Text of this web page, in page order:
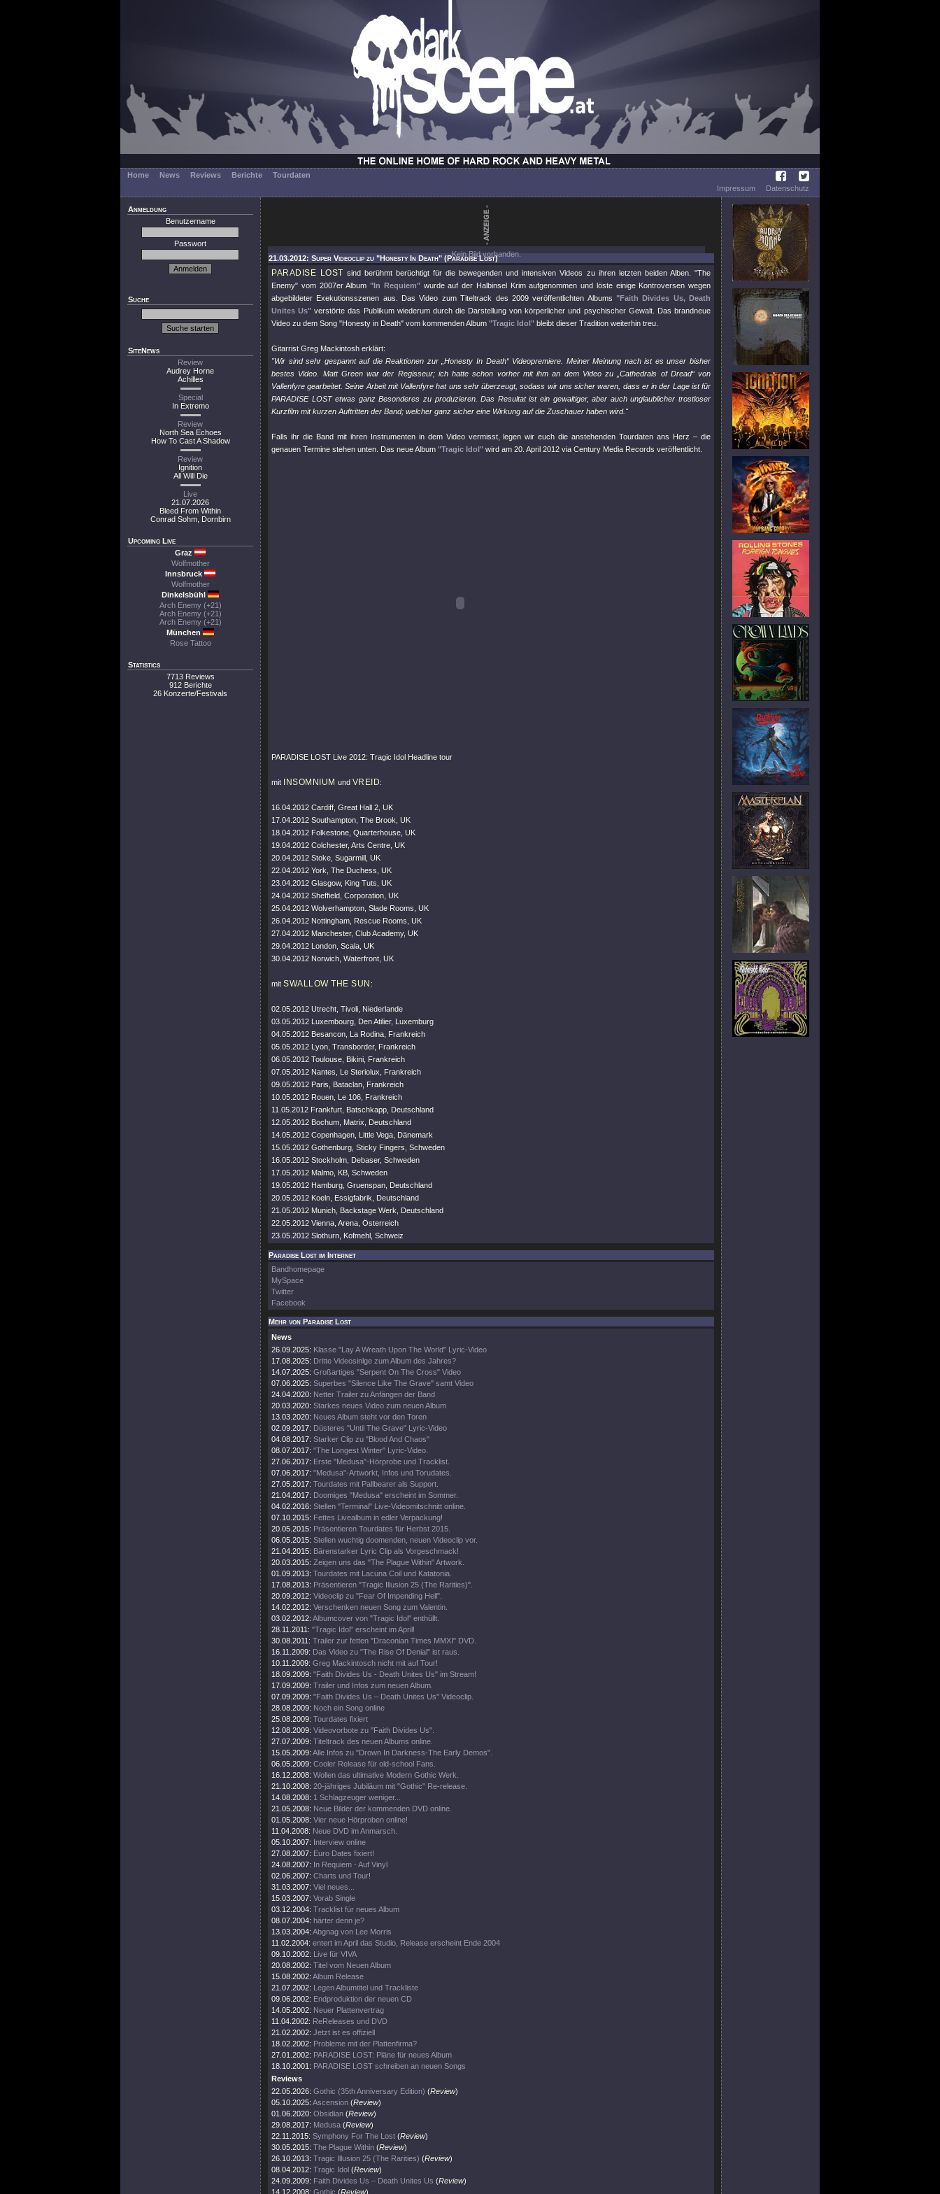
Home News Reviews Berichte
Tourdaten
Impressum
Datenschutz
Anmeldung
Benutzername
Passwort
Suche
SiteNews
Review
Audrey Horne
Achilles
Special
In Extremo
Review
North Sea Echoes
How To Cast A Shadow
Review
Ignition
All Will Die
Live
21.07.2026
Bleed From Within
Conrad Sohm, Dornbirn
Upcoming Live
Graz
Wolfmother
Innsbruck
Wolfmother
Dinkelsbühl
Arch Enemy (+21)
Arch Enemy (+21)
Arch Enemy (+21)
München
Rose Tattoo
Statistics
7713 Reviews
912 Berichte
26 Konzerte/Festivals
Kein Bild vorhanden.
21.03.2012: Super Videoclip zu "Honesty In Death" (Paradise Lost)
PARADISE LOST sind berühmt berüchtigt für die bewegenden und intensiven Videos zu ihren letzten beiden Alben. "The
Enemy" vom 2007er Album "In Requiem"wurde auf der Halbinsel Krim aufgenommen und löste einige Kontroversen wegen
abgebildeter Exekutionsszenen aus. Das Video zum Titeltrack des 2009 veröffentlichten Albums "Faith Divides Us, Death
Unites Us" verstörte das Publikum wiederum durch die Darstellung von körperlicher und psychischer Gewalt. Das brandneue
Video zu dem Song "Honesty in Death" vom kommenden Album "Tragic Idol" bleibt dieser Tradition weiterhin treu.
Gitarrist Greg Mackintosh erklärt:
"Wir sind sehr gespannt auf die Reaktionen zur „Honesty In Death“ Videopremiere. Meiner Meinung nach ist es unser bisher
bestes Video. Matt Green war der Regisseur; ich hatte schon vorher mit ihm an dem Video zu „Cathedrals of Dread“ von
Vallenfyre gearbeitet. Seine Arbeit mit Vallenfyre hat uns sehr überzeugt, sodass wir uns sicher waren, dass er in der Lage ist für
PARADISE LOST etwas ganz Besonderes zu produzieren. Das Resultat ist ein gewaltiger, aber auch unglaublicher trostloser
Kurzfilm mit kurzen Auftritten der Band; welcher ganz sicher eine Wirkung auf die Zuschauer haben wird."
Falls ihr die Band mit ihren Instrumenten in dem Video vermisst, legen wir euch die anstehenden Tourdaten ans Herz – die
genauen Termine stehen unten. Das neue Album "Tragic Idol" wird am 20. April 2012 via Century Media Records veröffentlicht.
PARADISE LOST Live 2012: Tragic Idol Headline tour
mit INSOMNIUM und VREID:
16.04.2012 Cardiff, Great Hall 2, UK
17.04.2012 Southampton, The Brook, UK
18.04.2012 Folkestone, Quarterhouse, UK
19.04.2012 Colchester, Arts Centre, UK
20.04.2012 Stoke, Sugarmill, UK
22.04.2012 York, The Duchess, UK
23.04.2012 Glasgow, King Tuts, UK
24.04.2012 Sheffield, Corporation, UK
25.04.2012 Wolverhampton, Slade Rooms, UK
26.04.2012 Nottingham, Rescue Rooms, UK
27.04.2012 Manchester, Club Academy, UK
29.04.2012 London, Scala, UK
30.04.2012 Norwich, Waterfront, UK
mit SWALLOW THE SUN :
02.05.2012 Utrecht, Tivoli, Niederlande
03.05.2012 Luxembourg, Den Atilier, Luxemburg
04.05.2012 Besancon, La Rodina, Frankreich
05.05.2012 Lyon, Transborder, Frankreich
06.05.2012 Toulouse, Bikini, Frankreich
07.05.2012 Nantes, Le Steriolux, Frankreich
09.05.2012 Paris, Bataclan, Frankreich
10.05.2012 Rouen, Le 106, Frankreich
11.05.2012 Frankfurt, Batschkapp, Deutschland
12.05.2012 Bochum, Matrix, Deutschland
14.05.2012 Copenhagen, Little Vega, Dänemark
15.05.2012 Gothenburg, Sticky Fingers, Schweden
16.05.2012 Stockholm, Debaser, Schweden
17.05.2012 Malmo, KB, Schweden
19.05.2012 Hamburg, Gruenspan, Deutschland
20.05.2012 Koeln, Essigfabrik, Deutschland
21.05.2012 Munich, Backstage Werk, Deutschland
22.05.2012 Vienna, Arena, Österreich
23.05.2012 Slothurn, Kofmehl, Schweiz
Paradise Lost im Internet
Bandhomepage
MySpace
Twitter
Facebook
Mehr von Paradise Lost
News
26.09.2025: Klasse "Lay A Wreath Upon The World" Lyric-Video
17.08.2025: Dritte Videosinlge zum Album des Jahres?
14.07.2025: Großartiges "Serpent On The Cross" Video
07.06.2025: Superbes "Silence Like The Grave" samt Video
24.04.2020: Netter Trailer zu Anfängen der Band
20.03.2020: Starkes neues Video zum neuen Album
13.03.2020: Neues Album steht vor den Toren
02.09.2017: Düsteres "Until The Grave" Lyric-Video
04.08.2017: Starker Clip zu "Blood And Chaos"
08.07.2017: "The Longest Winter" Lyric-Video.
27.06.2017: Erste "Medusa"-Hörprobe und Tracklist.
07.06.2017: "Medusa"-Artworkt, Infos und Torudates.
27.05.2017: Tourdates mit Pallbearer als Support.
21.04.2017: Doomiges "Medusa" erscheint im Sommer.
04.02.2016: Stellen "Terminal" Live-Videomitschnitt online.
07.10.2015: Fettes Livealbum in edler Verpackung!
20.05.2015: Präsentieren Tourdates für Herbst 2015.
06.05.2015: Stellen wuchtig doomenden, neuen Videoclip vor.
21.04.2015: Bärenstarker Lyric Clip als Vorgeschmack!
20.03.2015: Zeigen uns das "The Plague Within" Artwork.
01.09.2013: Tourdates mit Lacuna Coil und Katatonia.
17.08.2013: Präsentieren "Tragic Illusion 25 (The Rarities)".
20.09.2012: Videoclip zu "Fear Of Impending Hell".
14.02.2012: Verschenken neuen Song zum Valentin.
03.02.2012: Albumcover von "Tragic Idol" enthüllt.
28.11.2011: "Tragic Idol" erscheint im April!
30.08.2011: Trailer zur fetten "Draconian Times MMXI" DVD.
16.11.2009: Das Video zu "The Rise Of Denial" ist raus.
10.11.2009: Greg Mackintosch nicht mit auf Tour!
18.09.2009: "Faith Divides Us - Death Unites Us" im Stream!
17.09.2009: Trailer und Infos zum neuen Album.
07.09.2009: "Faith Divides Us – Death Unites Us" Videoclip.
28.08.2009: Noch ein Song online
25.08.2009: Tourdates fixiert
12.08.2009: Videovorbote zu "Faith Divides Us".
27.07.2009: Titeltrack des neuen Albums online.
15.05.2009: Alle Infos zu "Drown In Darkness-The Early Demos".
06.05.2009: Cooler Release für old-school Fans.
16.12.2008: Wollen das ultimative Modern Gothic Werk.
21.10.2008: 20-jähriges Jubiläum mit "Gothic" Re-release.
14.08.2008: 1 Schlagzeuger weniger...
21.05.2008: Neue Bilder der kommenden DVD online.
01.05.2008: Vier neue Hörproben online!
11.04.2008: Neue DVD im Anmarsch.
05.10.2007: Interview online
27.08.2007: Euro Dates fixiert!
24.08.2007: In Requiem - Auf Vinyl
02.06.2007: Charts und Tour!
31.03.2007: Viel neues...
15.03.2007: Vorab Single
03.12.2004: Tracklist für neues Album
08.07.2004: härter denn je?
13.03.2004: Abgnag von Lee Morris
11.02.2004: entert im April das Studio, Release erscheint Ende 2004
09.10.2002: Live für VIVA
20.08.2002: Titel vom Neuen Album
15.08.2002: Album Release
21.07.2002: Legen Albumtitel und Trackliste
09.06.2002: Endproduktion der neuen CD
14.05.2002: Neuer Plattenvertrag
11.04.2002: ReReleases und DVD
21.02.2002: Jetzt ist es offiziell
18.02.2002: Probleme mit der Plattenfirma?
27.01.2002: PARADISE LOST: Pläne für neues Album
18.10.2001: PARADISE LOST schreiben an neuen Songs
Reviews
22.05.2026: Gothic (35th Anniversary Edition) (Review)
05.10.2025: Ascension (Review)
01.06.2020: Obsidian (Review)
29.08.2017: Medusa (Review)
22.11.2015: Symphony For The Lost (Review)
30.05.2015: The Plague Within (Review)
26.10.2013: Tragic Illusion 25 (The Rarities) (Review)
08.04.2012: Tragic Idol (Review)
24.09.2009: Faith Divides Us – Death Unites Us (Review)
14.12.2008: Gothic (Review)